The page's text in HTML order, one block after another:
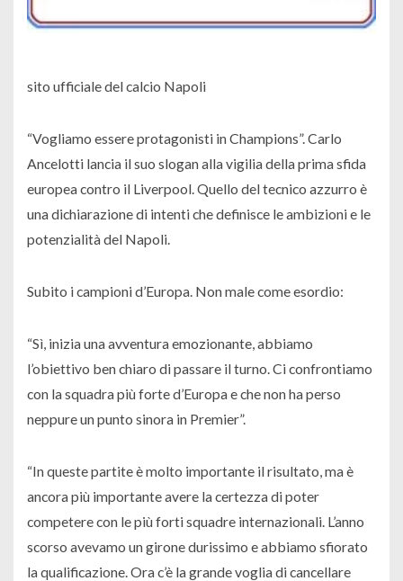
sito ufficiale del calcio Napoli
“Vogliamo essere protagonisti in Champions”. Carlo
Ancelotti lancia il suo slogan alla vigilia della prima sfida
europea contro il Liverpool. Quello del tecnico azzurro è
una dichiarazione di intenti che definisce le ambizioni e le
potenzialità del Napoli.
Subito i campioni d’Europa. Non male come esordio:
“Sì, inizia una avventura emozionante, abbiamo
l’obiettivo ben chiaro di passare il turno. Ci confrontiamo
con la squadra più forte d’Europa e che non ha perso
neppure un punto sinora in Premier”.
“In queste partite è molto importante il risultato, ma è
ancora più importante avere la certezza di poter
competere con le più forti squadre internazionali. L’anno
scorso avevamo un girone durissimo e abbiamo sfiorato
la qualificazione. Ora c’è la grande voglia di cancellare